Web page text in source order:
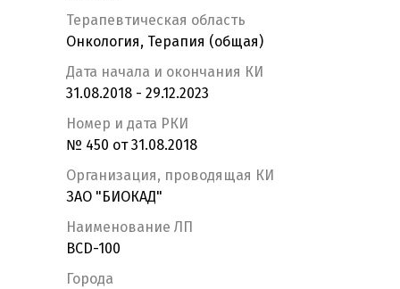
Терапевтическая область
Онкология, Терапия (общая)
Дата начала и окончания КИ
31.08.2018 - 29.12.2023
Номер и дата РКИ
№ 450 от 31.08.2018
Организация, проводящая КИ
ЗАО "БИОКАД"
Наименование ЛП
BCD-100
Города